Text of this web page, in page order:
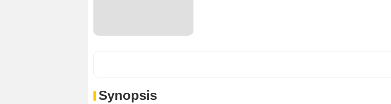
Synopsis